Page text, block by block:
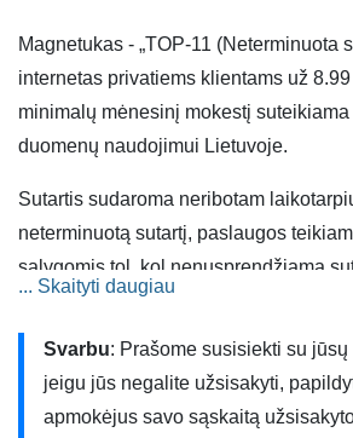
Magnetukas - „TOP-11 (Neterminuota
internetas privatiems klientams už
minimalų mėnesinį mokestį
duomenų naudojimui Lietuvoje.
Sutartis sudaroma neribotam
neterminuotą sutartį, paslaugos
sąlygomis tol, kol nenusprendžiama
pakeisti.
Paslaugos taip pat suteikiamos ir
bei Europos ekonominės erdvės
tarptinklinio ryšio (angl. roaming)
... Skaityti daugiau
Svarbu: Prašome susisiekti su
jeigu jūs negalite užsisakyti,
apmokėjus savo sąskaitą